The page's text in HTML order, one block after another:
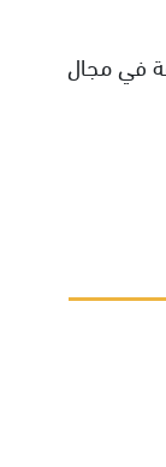
في مجال